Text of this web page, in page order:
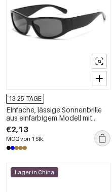
13-25 TAGE
Einfache, lässige Sonnenbrille
aus einfarbigem Modell mit
Farbverlauf
€2,13
MOQ von 1 Stk.
Lager in China